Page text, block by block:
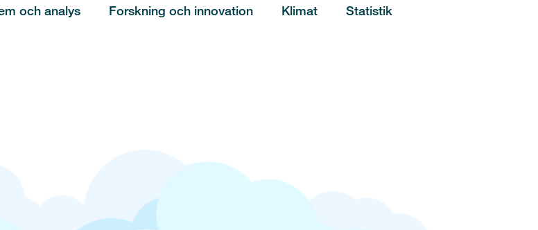
och analys Forskning och innovation Klimat Statistik